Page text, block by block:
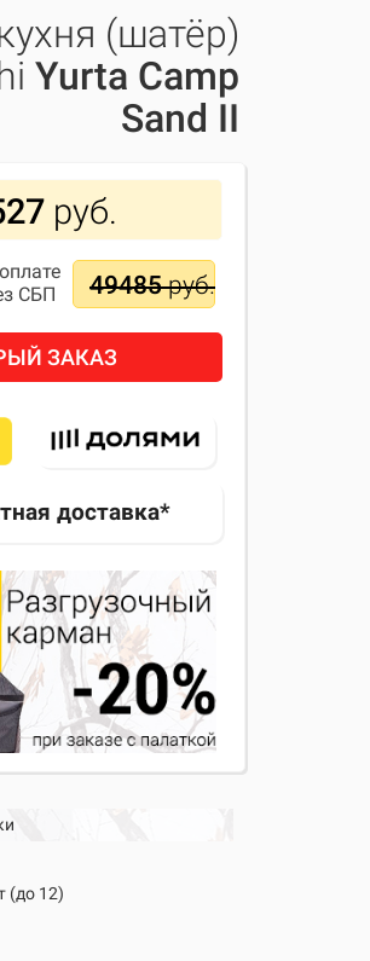
(шатёр)
Yurta Camp
Sand II
руб.
СБП
49485руб.
ЗАКАЗ
доставка*
(до 12)